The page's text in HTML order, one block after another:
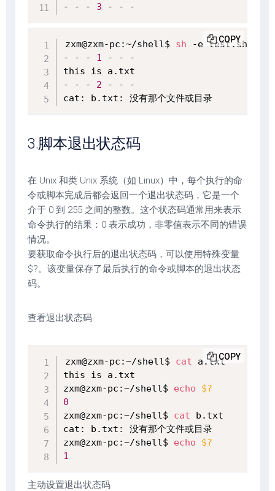
- - - 3 - - -
zxm@zxm-pc:~/shell$ sh -e test.sh
- - - 1 - - -
this is a.txt
- - - 2 - - -
cat: b.txt: 没有那个文件或目录
COPY
3.脚本退出状态码
在 Unix 和类 Unix 系统（如 Linux）中，每个执行的命
令或脚本完成后都会返回一个退出状态码，它是一个
介于 0 到 255 之间的整数。这个状态码通常用来表示
命令执行的结果：0 表示成功，非零值表示不同的错误
情况。
要获取命令执行后的退出状态码，可以使用特殊变量
$?。该变量保存了最后执行的命令或脚本的退出状态
码。
查看退出状态码
zxm@zxm-pc:~/shell$ cat a.txt
this is a.txt
zxm@zxm-pc:~/shell$ echo
$?
0
zxm@zxm-pc:~/shell$ cat b.txt
cat: b.txt: 没有那个文件或目录
zxm@zxm-pc:~/shell$ echo
$?
1
COPY
主动设置退出状态码